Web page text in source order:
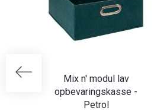
Mix n' modul lav
opbevaringskasse -
Petrol